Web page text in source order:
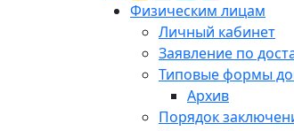
Физическим лицам
Личный кабинет
Заявление по
Типовые формы
Архив
Порядок